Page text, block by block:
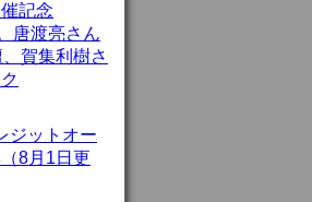
記念
唐渡亮さん
賀集利樹さ
ジットオー
8月1日更